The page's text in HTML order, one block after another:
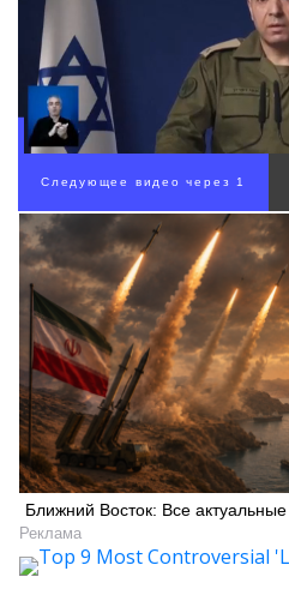
Ближний Восток: Все
Реклама